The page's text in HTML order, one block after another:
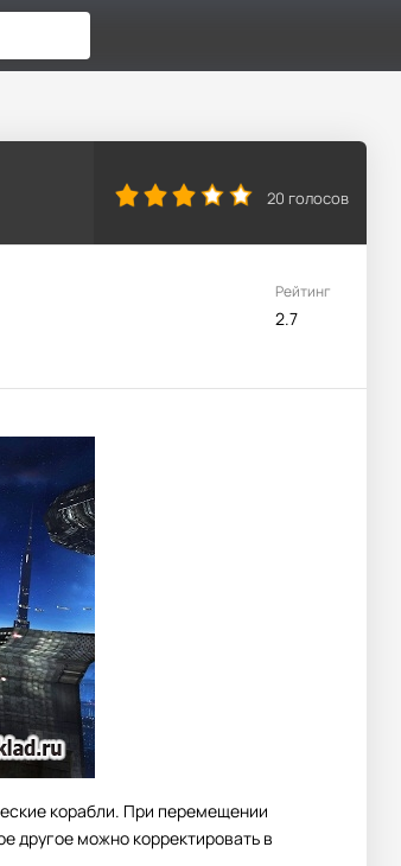
20 голосов
Рейтинг
2.7
корабли. При перемещении
другое можно корректировать в